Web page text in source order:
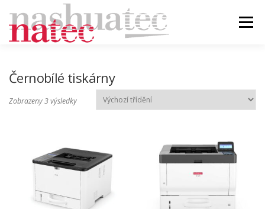
obsah
Menu
KONTAKT
Černobílé tiskárny
Zobrazeny 3 výsledky